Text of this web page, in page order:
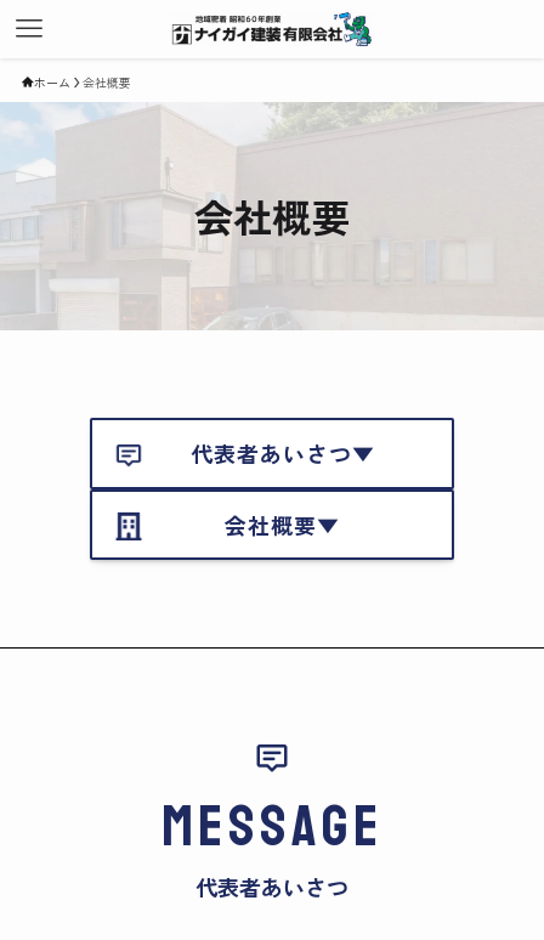
ホーム 会社概要
会社概要
代表者あいさつ▼
会社概要▼
MESSAGE
代表者あいさつ